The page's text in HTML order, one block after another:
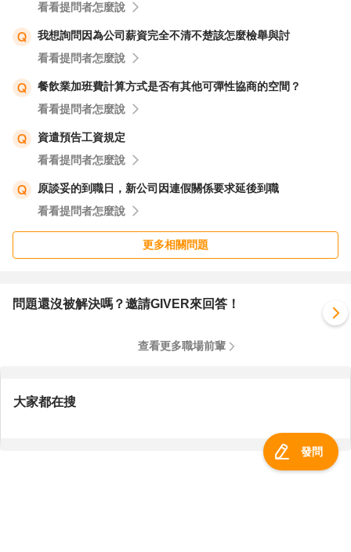
總的來說，您的情況可能需要專業的法律意見來解決。建議
您考慮尋求勞工法律顧問的幫助，以確保您的權益得到妥善
保護。
看看提問者怎麼說
我想詢問因為公司薪資完全不清不楚該怎麼檢舉與討
看看提問者怎麼說
餐飲業加班費計算方式是否有其他可彈性協商的空間？
看看提問者怎麼說
資遣預告工資規定
看看提問者怎麼說
原談妥的到職日，新公司因連假關係要求延後到職
看看提問者怎麼說
更多相關問題
問題還沒被解決嗎？邀請GIVER來回答！
查看更多職場前輩
大家都在搜
發問